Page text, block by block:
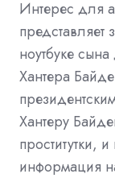
Интерес для
ноутбуке
Хантера
Хантеру
проститутки,
информация